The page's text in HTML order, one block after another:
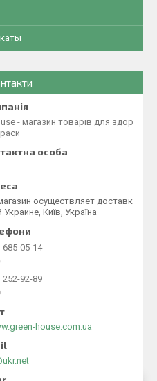
- магазин товарів для здор
осуществляет доставк
Украине, Київ, Україна
685-05-14
252-92-89
house.com.ua